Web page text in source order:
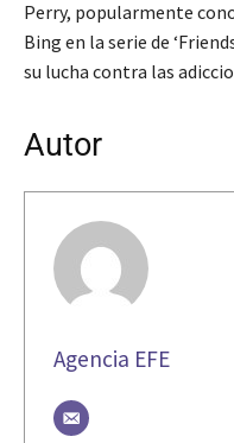
Perry, popularmente
Bing en la serie de
su lucha contra las
Autor
Agencia EFE